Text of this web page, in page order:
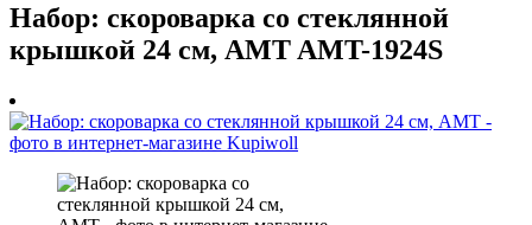
Набор: скороварка со стеклянной
крышкой 24 см, AMT AMT-1924S